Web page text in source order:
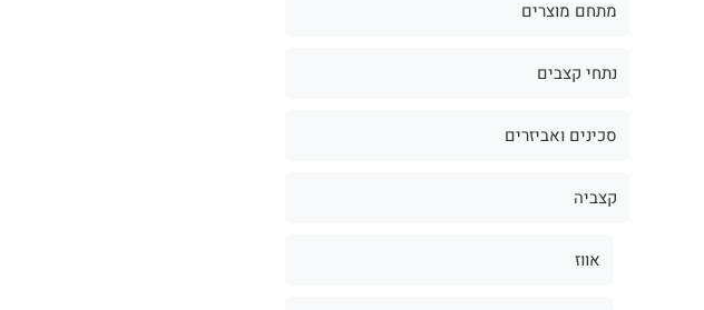
מתחם מוצרים
נתחי קצבים
סכינים ואביזרים
קצביה
אווז